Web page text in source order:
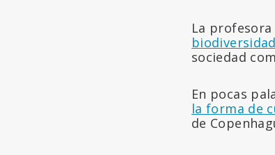
La
sociedad
En pocas
la forma de
de